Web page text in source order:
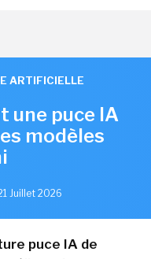
ARTIFICIELLE
une puce IA
modèles
Juillet 2026
puce IA de